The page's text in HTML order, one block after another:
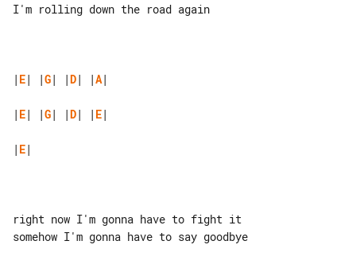
I'm rolling down the road again
| E| |G| |D| |A|
| E| |G| |D| | E|
| E|
right now I'm gonna have to fight it
somehow I'm gonna have to say goodbye